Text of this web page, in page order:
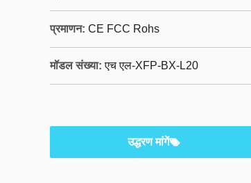
प्रमाणन: CE FCC Rohs
मॉडल संख्या: एच एल-XFP-BX-L20
उद्धरण मांगें